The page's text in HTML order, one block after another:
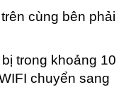
cùng bên phải
bị trong khoảng 10
chuyển sang